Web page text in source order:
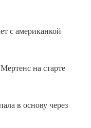
с американкой
на старте
в основу через